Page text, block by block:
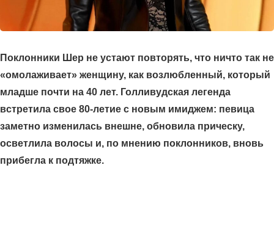
Поклонники Шер не устают повторять, что ничто так не
«омолаживает» женщину, как возлюбленный, который
младше почти на 40 лет. Голливудская легенда
встретила свое 80-летие с новым имиджем: певица
заметно изменилась внешне, обновила прическу,
осветлила волосы и, по мнению поклонников, вновь
прибегла к подтяжке.